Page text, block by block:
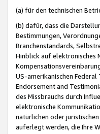
(a) für den technischen
(b) dafür, dass die
Bestimmungen,
Branchenstandards,
Hinblick auf elektronisches
US-amerikanischen
Endorsement and
des Missbrauchs durch
elektronische
natürlichen oder
auferlegt werden, die Ihre